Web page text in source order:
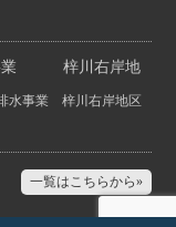
事業 梓川右岸地
水事業 梓川右岸地区
一覧はこちらから»